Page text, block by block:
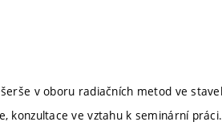
v oboru radiačních metod ve
konzultace ve vztahu k seminární práci.